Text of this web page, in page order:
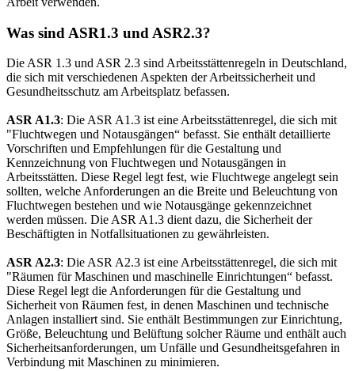
Was sind ASR1.3 und ASR2.3?
Die ASR 1.3 und ASR 2.3 sind Arbeitsstättenregeln in Deutschland,
die sich mit verschiedenen Aspekten der Arbeitssicherheit und
Gesundheitsschutz am Arbeitsplatz befassen.
ASR A1.3: Die ASR A1.3 ist eine Arbeitsstättenregel, die sich mit
"Fluchtwegen und Notausgängen“ befasst. Sie enthält detaillierte
Vorschriften und Empfehlungen für die Gestaltung und
Kennzeichnung von Fluchtwegen und Notausgängen in
Arbeitsstätten. Diese Regel legt fest, wie Fluchtwege angelegt sein
sollten, welche Anforderungen an die Breite und Beleuchtung von
Fluchtwegen bestehen und wie Notausgänge gekennzeichnet
werden müssen. Die ASR A1.3 dient dazu, die Sicherheit der
Beschäftigten in Notfallsituationen zu gewährleisten.
ASR A2.3: Die ASR A2.3 ist eine Arbeitsstättenregel, die sich mit
"Räumen für Maschinen und maschinelle Einrichtungen“ befasst.
Diese Regel legt die Anforderungen für die Gestaltung und
Sicherheit von Räumen fest, in denen Maschinen und technische
Anlagen installiert sind. Sie enthält Bestimmungen zur Einrichtung,
Größe, Beleuchtung und Belüftung solcher Räume und enthält auch
Sicherheitsanforderungen, um Unfälle und Gesundheitsgefahren in
Verbindung mit Maschinen zu minimieren.